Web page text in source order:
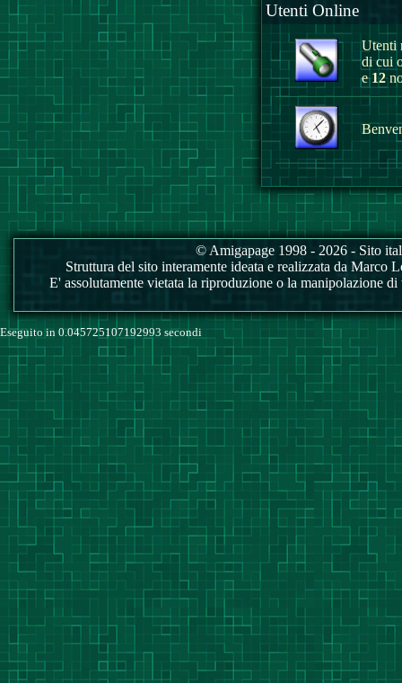
Utenti Online
Utenti
di cui
e12
© Amigapage 1998 - 2026 - Sito
Struttura del sito interamente ideata e realizzata da
E' assolutamente vietata la riproduzione o la manipolazione
Eseguito in 0.045725107192993 secondi